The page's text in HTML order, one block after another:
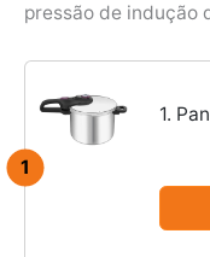
pressão de indução
1
1.